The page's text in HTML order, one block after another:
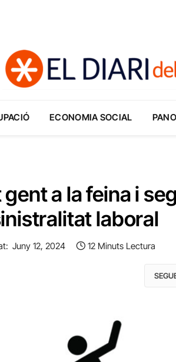
ECONOMIA SOCIAL
a la feina i
laboral
Juny 12, 2024 12 Minuts Lectura